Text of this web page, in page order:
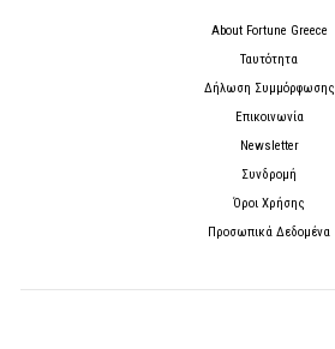
About Fortune Greece
Ταυτότητα
Δήλωση Συμμόρφωσης
Επικοινωνία
Newsletter
Συνδρομή
Όροι Χρήσης
Προσωπικά Δεδομένα